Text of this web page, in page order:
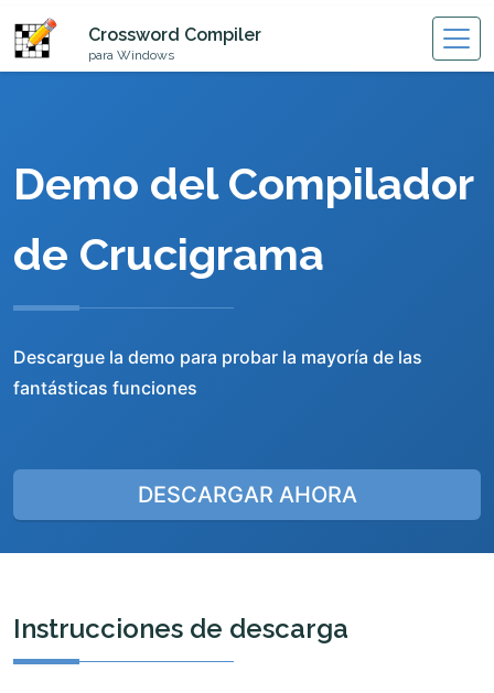
Crossword Compiler
para Windows
Demo del Compilador
de Crucigrama
Descargue la demo para probar la mayoría de las
fantásticas funciones
DESCARGAR AHORA
Instrucciones de descarga